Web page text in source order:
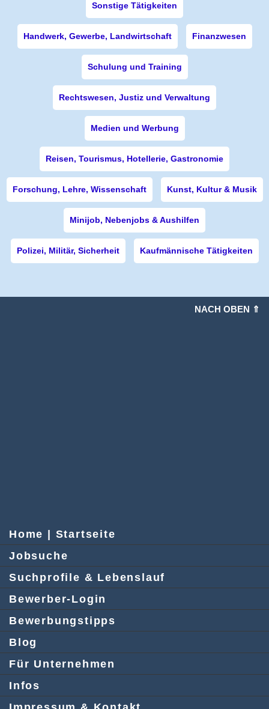
Sonstige Tätigkeiten
Handwerk, Gewerbe, Landwirtschaft Finanzwesen
Schulung und Training
Rechtswesen, Justiz und Verwaltung
Medien und Werbung
Reisen, Tourismus, Hotellerie, Gastronomie
Forschung, Lehre, Wissenschaft Kunst, Kultur & Musik
Minijob, Nebenjobs & Aushilfen
Polizei, Militär, Sicherheit Kaufmännische Tätigkeiten
NACH OBEN ⇑
Home | Startseite
Jobsuche
Suchprofile & Lebenslauf
Bewerber-Login
Bewerbungstipps
Blog
Für Unternehmen
Infos